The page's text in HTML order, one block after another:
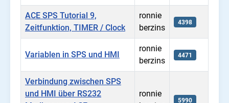
ACE SPS Tutorial 9,
Zeitfunktion, TIMER / Clock
ronnie
berzins
4398
Variablen in SPS und HMI
ronnie
berzins
4471
Verbindung zwischen SPS
und HMI über RS232
ronnie
5990